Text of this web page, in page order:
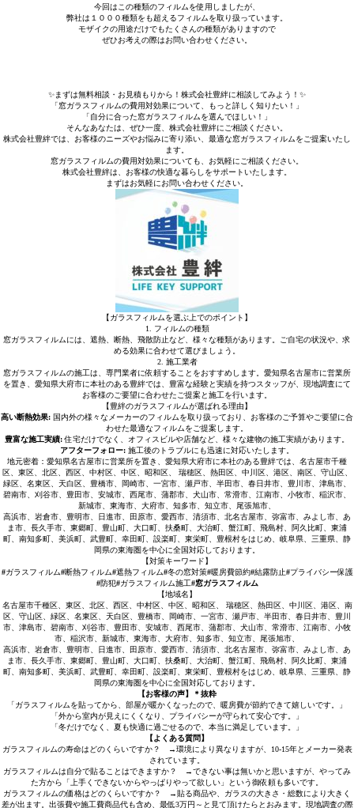
今回はこの種類のフィルムを使用しましたが、
弊社は１０００種類をも超えるフィルムを取り扱っています。
モザイクの用途だけでもたくさんの種類がありますので
ぜひお考えの際はお問い合わせください。
✨まずは無料相談・お見積もりから！株式会社豊絆に相談してみよう！✨
「窓ガラスフィルムの費用対効果について、もっと詳しく知りたい！」
「自分に合った窓ガラスフィルムを選んでほしい！」
そんなあなたは、ぜひ一度、株式会社豊絆にご相談ください。
株式会社豊絆では、お客様のニーズやお悩みに寄り添い、最適な窓ガラスフィルムをご提案いたし
ます。
窓ガラスフィルムの費用対効果についても、お気軽にご相談ください。
株式会社豊絆は、お客様の快適な暮らしをサポートいたします。
まずはお気軽にお問い合わせください。
【ガラスフィルムを選ぶ上でのポイント】
1. フィルムの種類
窓ガラスフィルムには、遮熱、断熱、飛散防止など、様々な種類があります。ご自宅の状況や、求
める効果に合わせて選びましょう。
2. 施工業者
窓ガラスフィルムの施工は、専門業者に依頼することをおすすめします。愛知県名古屋市に営業所
を置き、愛知県大府市に本社のある豊絆では、豊富な経験と実績を持つスタッフが、現地調査にて
お客様のご要望に合わせたご提案と施工を行います。
【豊絆のガラスフィルムが選ばれる理由】
高い断熱効果: 国内外の様々なメーカーのフィルムを取り扱っており、お客様のご予算やご要望に合
わせた最適なフィルムをご提案します。
豊富な施工実績: 住宅だけでなく、オフィスビルや店舗など、様々な建物の施工実績があります。
アフターフォロー: 施工後のトラブルにも迅速に対応いたします。
地元密着：愛知県名古屋市に営業所を置き、愛知県大府市に本社のある豊絆では、名古屋市千種
区、東区、北区、西区、中村区、中区、昭和区、 瑞穂区、熱田区、中川区、港区、南区、守山区、
緑区、名東区、天白区、豊橋市、岡崎市、一宮市、瀬戸市、半田市、春日井市、豊川市、津島市、
碧南市、刈谷市、豊田市、安城市、西尾市、蒲郡市、犬山市、常滑市、江南市、小牧市、稲沢市、
新城市、東海市、大府市、知多市、知立市、尾張旭市、
高浜市、岩倉市、豊明市、日進市、田原市、愛西市、清須市、北名古屋市、弥富市、みよし市、あ
ま市、長久手市、東郷町、豊山町、大口町、扶桑町、大治町、蟹江町、飛島村、阿久比町、東浦
町、南知多町、美浜町、武豊町、幸田町、設楽町、東栄町、豊根村をはじめ、岐阜県、三重県、静
岡県の東海圏を中心に全国対応しております。
【対策キーワード】
#ガラスフィルム#断熱フィルム#遮熱フィルム#冬の窓対策#暖房費節約#結露防止#プライバシー保護
#防犯#ガラスフィルム施工#窓ガラスフィルム
【地域名】
名古屋市千種区、東区、北区、西区、中村区、中区、昭和区、 瑞穂区、熱田区、中川区、港区、南
区、守山区、緑区、名東区、天白区、豊橋市、岡崎市、一宮市、瀬戸市、半田市、春日井市、豊川
市、津島市、碧南市、刈谷市、豊田市、安城市、西尾市、蒲郡市、犬山市、常滑市、江南市、小牧
市、稲沢市、新城市、東海市、大府市、知多市、知立市、尾張旭市、
高浜市、岩倉市、豊明市、日進市、田原市、愛西市、清須市、北名古屋市、弥富市、みよし市、あ
ま市、長久手市、東郷町、豊山町、大口町、扶桑町、大治町、蟹江町、飛島村、阿久比町、東浦
町、南知多町、美浜町、武豊町、幸田町、設楽町、東栄町、豊根村をはじめ、岐阜県、三重県、静
岡県の東海圏を中心に全国対応しております。
【お客様の声】＊抜粋
「ガラスフィルムを貼ってから、部屋が暖かくなったので、暖房費が節約できて嬉しいです。」
「外から室内が見えにくくなり、プライバシーが守られて安心です。」
「冬だけでなく、夏も快適に過ごせるので、本当に満足しています。」
【よくある質問】
ガラスフィルムの寿命はどのくらいですか？ →環境により異なりますが、10-15年とメーカー発表
されています。
ガラスフィルムは自分で貼ることはできますか？ →できない事は無いかと思いますが、やってみ
た方から「上手くできないからやっぱりやって欲しい」という御依頼も多いです。
ガラスフィルムの価格はどのくらいですか？ →貼る商品や、ガラスの大きさ・総数により大きく
差が出ます。出張費や施工費商品代も含め、最低3万円～と見て頂けたらとおみます。現地調査の際